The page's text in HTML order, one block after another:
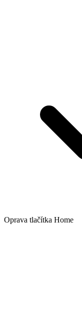
Oprava tlačítka Home